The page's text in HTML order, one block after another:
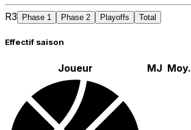
R3
Phase 1 Phase 2 Playoffs Total
Effectif saison
Joueur MJ Moy.